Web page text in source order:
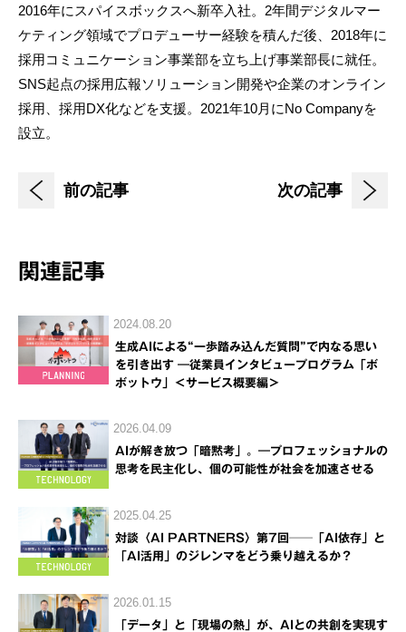
2016年にスパイスボックスへ新卒入社。2年間デジタルマー
ケティング領域でプロデューサー経験を積んだ後、2018年に
採用コミュニケーション事業部を立ち上げ事業部長に就任。
SNS起点の採用広報ソリューション開発や企業のオンライン
採用、採用DX化などを支援。2021年10月にNo Companyを
設立。
前の記事 次の記事
関連記事
2024.08.20
生成AIによる“一歩踏み込んだ質問”で内なる思い
を引き出す ―従業員インタビュープログラム「ボ
ボットウ」＜サービス概要編＞
2026.04.09
AIが解き放つ「暗黙考」。―プロフェッショナルの
思考を民主化し、個の可能性が社会を加速させる
2025.04.25
対談〈AI PARTNERS〉第7回──「AI依存」と
「AI活用」のジレンマをどう乗り越えるか？
2026.01.15
「データ」と「現場の熱」が、AIとの共創を実現す